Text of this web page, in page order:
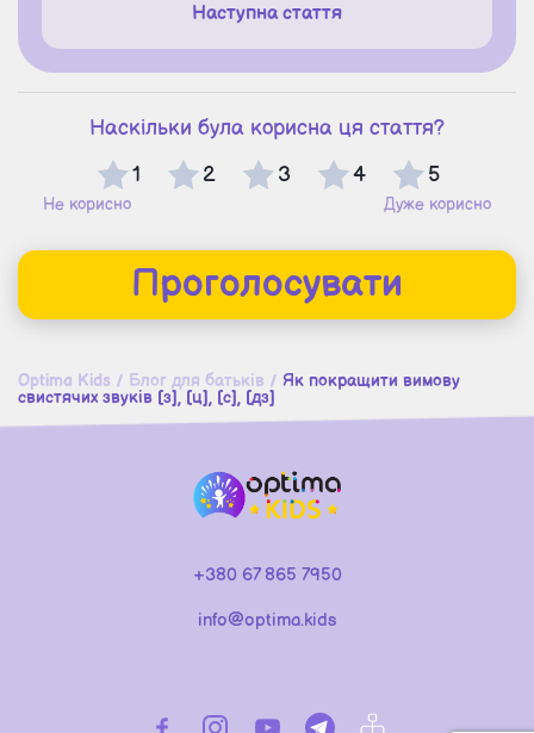
Наступна стаття
Наскільки була корисна ця стаття?
1
2 3 4 5
Не корисно Дуже корисно
Проголосувати
Optima Kids / Блог для батьків / Як покращити вимову
свистячих звуків [з], [ц], [с], [дз]
+380 67 865 7950
info@optima.kids